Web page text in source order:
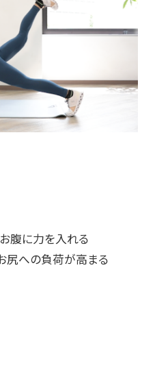
腹に力を入れる
尻への負荷が高まる